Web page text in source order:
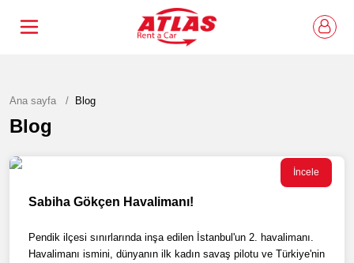
Ana sayfa Blog
Blog
İncele
Sabiha Gökçen Havalimanı!
Pendik ilçesi sınırlarında inşa edilen İstanbul'un 2. havalimanı.
Havalimanı ismini, dünyanın ilk kadın savaş pilotu ve Türkiye'nin